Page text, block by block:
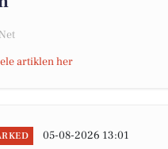
artiklen her
05-08-2026 13:01